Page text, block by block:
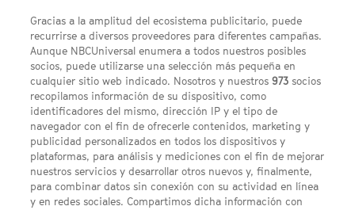
Síguenos
FACEBOOK
TWITTER
YOUTUBEINSTAGRAM
ENLACES DE INTERÉS
Gracias a la amplitud del ecosistema publicitario, puede
recurrirse a diversos proveedores para diferentes campañas.
Aunque NBCUniversal enumera a todos nuestros posibles
socios, puede utilizarse una selección más pequeña en
cualquier sitio web indicado. Nosotros y nuestros973 socios
recopilamos información de su dispositivo, como
identificadores del mismo, dirección IP y el tipo de
navegador con el fin de ofrecerle contenidos, marketing y
publicidad personalizados en todos los dispositivos y
plataformas, para análisis y mediciones con el fin de mejorar
nuestros servicios y desarrollar otros nuevos y, finalmente,
para combinar datos sin conexión con su actividad en línea
y en redes sociales. Compartimos dicha información con